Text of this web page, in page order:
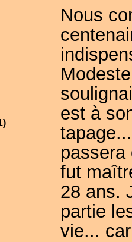
Nous
est à
fut
28 ans.
partie
vie...